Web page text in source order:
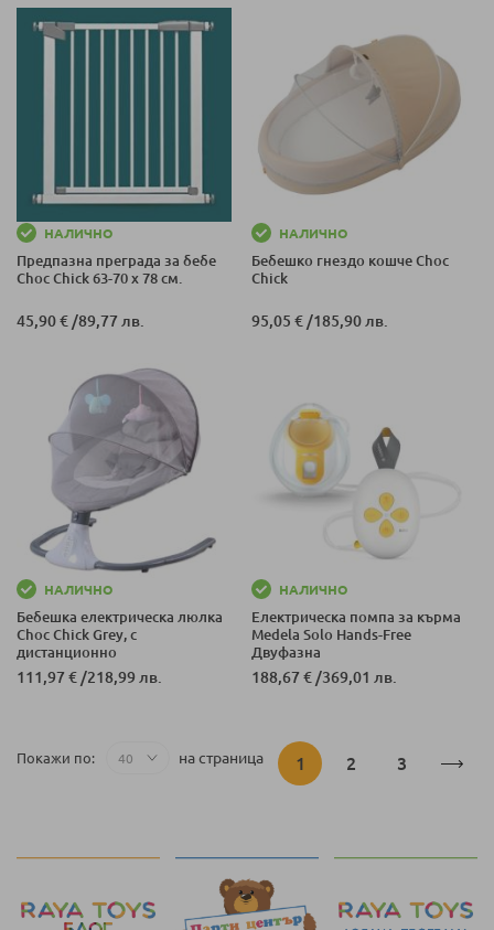
НАЛИЧНО
Предпазна преграда за бебе
Choc Chick 63-70 х 78 см.
45,90 €/89,77 лв.
НАЛИЧНО
Бебешко гнездо кошче Choc
Chick
95,05 €/185,90 лв.
НАЛИЧНО
Бебешка електрическа люлка
Choc Chick Grey, с
дистанционно
111,97 €/218,99 лв.
НАЛИЧНО
Eлектрическа помпа за кърма
Medela Solo Hands-Free
Двуфазна
188,67 €/369,01 лв.
В
1 Страница
2 Страница
3
Покажи по на страница